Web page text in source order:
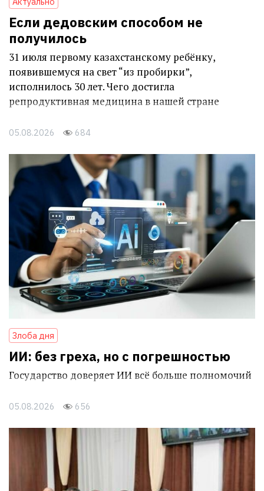
Если дедовским способом не
получилось
31 июля первому казахстанскому ребёнку,
появившемуся на свет “из пробирки”,
исполнилось 30 лет. Чего достигла
репродуктивная медицина в нашей стране
05.08.2026 684
Злоба дня
ИИ: без греха, но с погрешностью
Государство доверяет ИИ всё больше полномочий
05.08.2026 656